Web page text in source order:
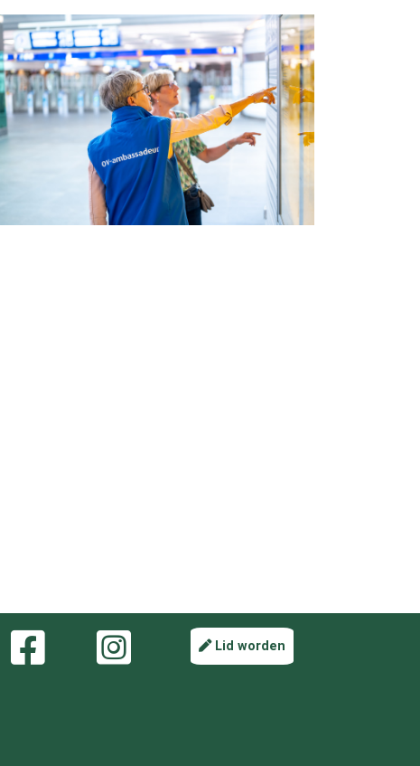
Lid worden